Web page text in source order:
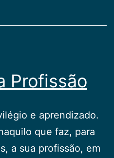
Profissão
e aprendizado.
que faz, para
a sua profissão, em